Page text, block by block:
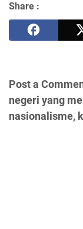
Share :
Post a
negeri yang
nasionalisme,